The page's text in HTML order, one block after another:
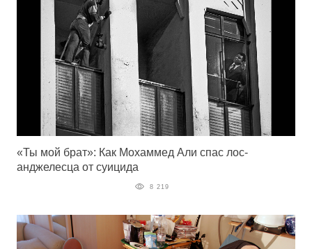
«Ты мой брат»: Как Мохаммед Али спас лос-
анджелесца от суицида
8 219